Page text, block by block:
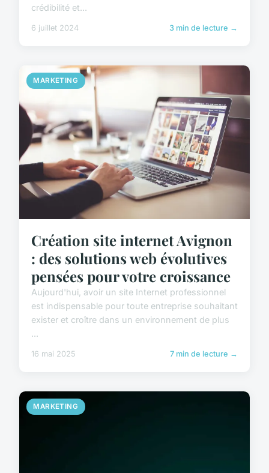
crédibilité et...
6 juillet 2024 3 min de lecture →
MARKETING
Création site internet Avignon
: des solutions web évolutives
pensées pour votre croissance
Aujourd'hui, avoir un site Internet professionnel
est indispensable pour toute entreprise souhaitant
exister et croître dans un environnement de plus
...
16 mai 2025 7 min de lecture →
MARKETING